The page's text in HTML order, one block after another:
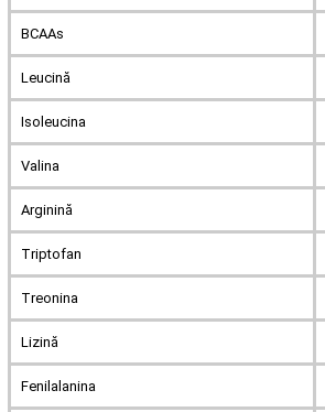
BCAAs
Leucină
Isoleucina
Valina
Arginină
Triptofan
Treonina
Lizină
Fenilalanina